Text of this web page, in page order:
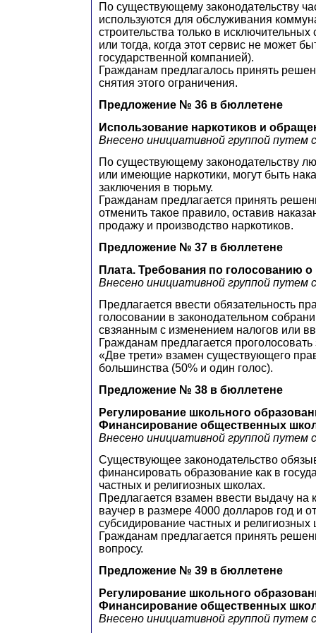
По существующему законодательству
используются для обслуживания
строительства только в
или тогда, когда этот сервис не может
государственной компанией).
Гражданам предлагалось принять
снятия этого ограничения.
Предложение № 36 в бюллетене
Использование наркотиков и
Внесено инициативной группой путем
По существующему законодательству
или имеющие наркотики, могут быть
заключения в тюрьму.
Гражданам предлагается принять
отменить такое правило, оставив
продажу и производство наркотиков.
Предложение № 37 в бюллетене
Плата. Требования по голосованию о
Внесено инициативной группой путем
Предлагается ввести обязательность
голосовании в законодательном
свзяанным с изменением налогов или
Гражданам предлагается
«Две трети» взамен существующего
большинства (50% и один голос).
Предложение № 38 в бюллетене
Регулирование школьного
Финансирование общественных
Внесено инициативной группой путем
Существующее законодательство
финансировать образование как в
частных и религиозных школах.
Предлагается взамен ввести выдачу на
ваучер в размере 4000 долларов год и
субсидирование частных и религиозных
Гражданам предлагается принять
вопросу.
Предложение № 39 в бюллетене
Регулирование школьного
Финансирование общественных
Внесено инициативной группой путем